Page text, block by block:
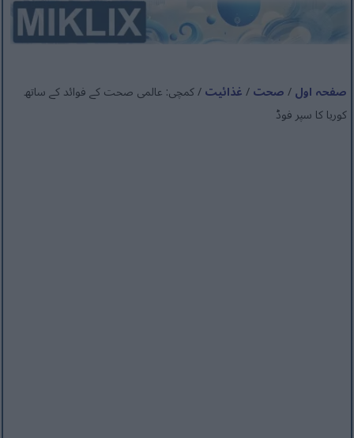
صفحہ اول/صحت/غذائیت/ کمچی: عالمی صحت کے فوائد کے ساتھ
کوریا کا سپر فوڈ